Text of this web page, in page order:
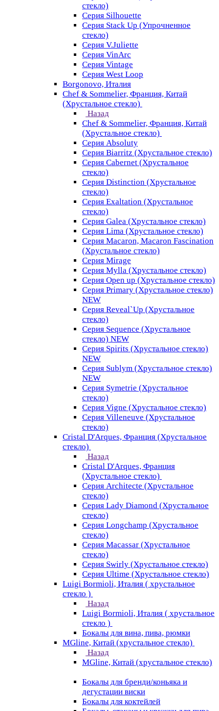
стекло)
Серия Silhouette
Серия Stack Up (Упрочненное
стекло)
Серия V.Juliette
Серия VinArc
Серия Vintage
Серия West Loop
Borgonovo, Италия
Chef & Sommelier, Франция, Китай
(Хрустальное стекло)
Назад
Chef & Sommelier, Франция, Китай
(Хрустальное стекло)
Серия Absoluty
Серия Biarritz (Хрустальное стекло)
Серия Cabernet (Хрустальное
стекло)
Серия Distinction (Хрустальное
стекло)
Серия Exaltation (Хрустальное
стекло)
Серия Galea (Хрустальное стекло)
Серия Lima (Хрустальное стекло)
Серия Macaron, Macaron Fascination
(Хрустальное стекло)
Серия Mirage
Серия Mylla (Хрустальное стекло)
Серия Open up (Хрустальное стекло)
Серия Primary (Хрустальное стекло)
NEW
Серия Reveal`Up (Хрустальное
стекло)
Серия Sequence (Хрустальное
стекло) NEW
Серия Spirits (Хрустальное стекло)
NEW
Серия Sublym (Хрустальное стекло)
NEW
Серия Symetrie (Хрустальное
стекло)
Серия Vigne (Хрустальное стекло)
Серия Villeneuve (Хрустальное
стекло)
Cristal D'Arques, Франция (Хрустальное
стекло)
Назад
Cristal D'Arques, Франция
(Хрустальное стекло)
Серия Architecte (Хрустальное
стекло)
Серия Lady Diamond (Хрустальное
стекло)
Серия Longchamp (Хрустальное
стекло)
Серия Macassar (Хрустальное
стекло)
Серия Swirly (Хрустальное стекло)
Серия Ultime (Хрустальное стекло)
Luigi Bormioli, Италия ( хрустальное
стекло )
Назад
Luigi Bormioli, Италия ( хрустальное
стекло )
Бокалы для вина, пива, рюмки
MGline, Китай (хрустальное стекло)
Назад
MGline, Китай (хрустальное стекло)
Бокалы для бренди/коньяка и
дегустации виски
Бокалы для коктейлей